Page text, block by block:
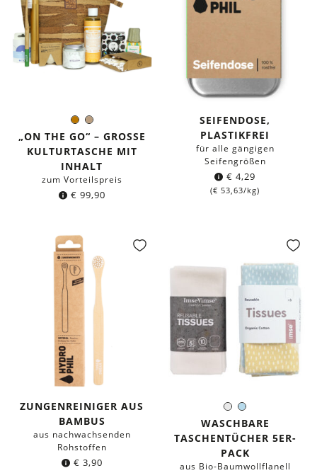
BraunHellbraun
Farbe:
„ON THE GO“ – GROSSE K
ULTURTASCHE MIT I
NHALT
zum Vorteilspreis
€ 99,90
SEIFENDOSE,
PLASTIKFREI
für alle gängigen
Seifengrößen
€ 4,29
(€ 53,63/kg)
ZUNGENREINIGER AUS
BAMBUS
aus nachwachsenden
Rohstoffen
€ 3,90
WeißHellblau
Farbe:
WASCHBARE
TASCHENTÜCHER 5ER-
PACK
aus Bio-Baumwollflanell